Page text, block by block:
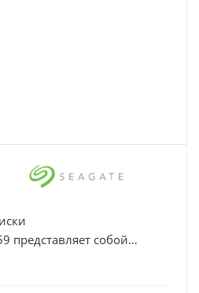
представляет собой
типа HDD форм-